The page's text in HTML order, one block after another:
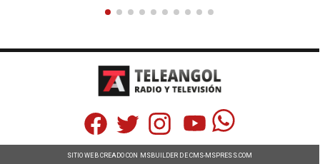
SITIO WEB CREADO CON MSBUILDER DE CMS-MSPRESS.COM